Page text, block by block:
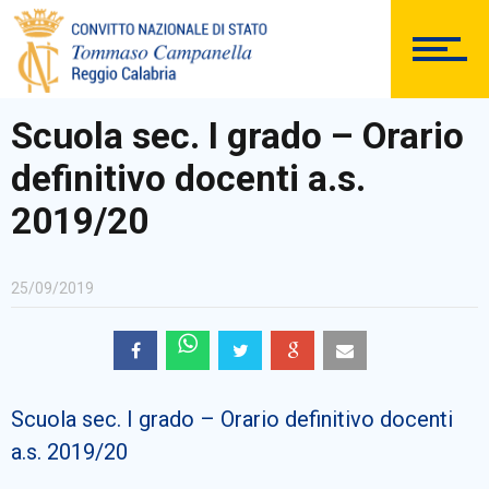
DOCUMENTAZIONE
BACHECA SINDACALE
Scuola sec. I grado – Orario
definitivo docenti a.s.
2019/20
25/09/2019
Scuola sec. I grado – Orario definitivo docenti
a.s. 2019/20